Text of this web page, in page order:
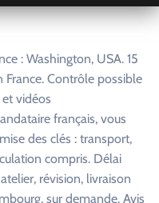
: Washington, USA. 15
Contrôle possible
vidéos
français, vous
des clés : transport,
compris. Délai
révision, livraison
sur demande. Avis